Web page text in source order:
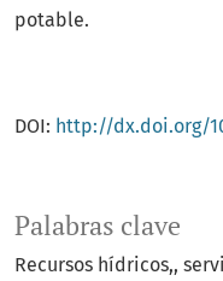
Palabras clave
Recursos hídricos,
potable.
DOI: http://dx.doi.org/